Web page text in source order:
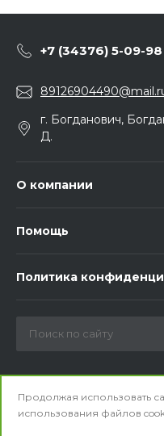
+7 (34376) 5-09-98
г. Богданович,
Д.
О компании
Помощь
Политика
Мы в
Продолжая использовать
использования файлов